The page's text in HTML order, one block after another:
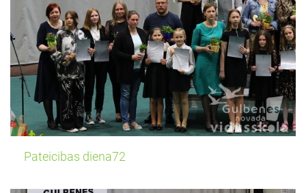
Pateicibas diena72